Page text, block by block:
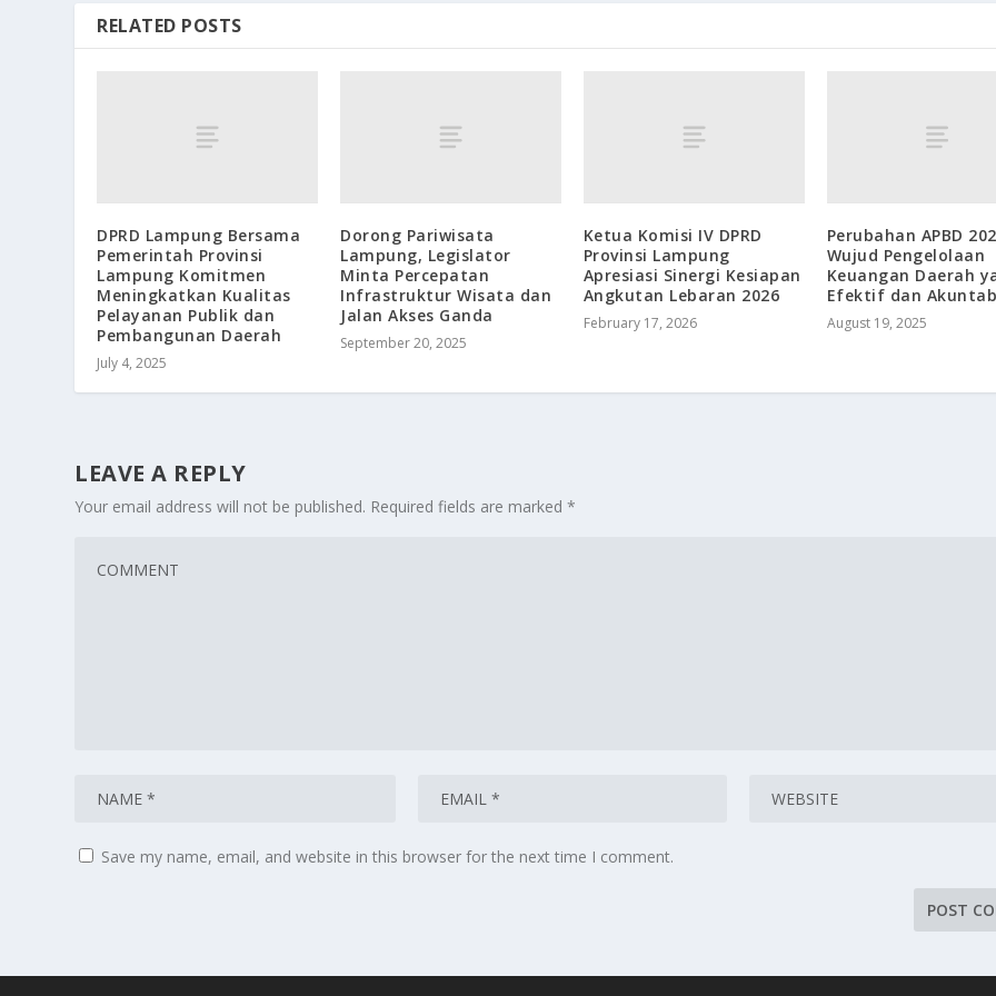
RELATED POSTS
DPRD Lampung Bersama
Pemerintah Provinsi
Lampung Komitmen
Meningkatkan Kualitas
Pelayanan Publik dan
Pembangunan Daerah
July 4, 2025
Dorong Pariwisata
Lampung, Legislator
Minta Percepatan
Infrastruktur Wisata dan
Jalan Akses Ganda
September 20, 2025
Ketua Komisi IV DPRD
Provinsi Lampung
Apresiasi Sinergi Kesiapan
Angkutan Lebaran 2026
February 17, 2026
Perubahan APBD
Wujud Pengelolaan
Keuangan Daerah
Efektif dan
August 19, 2025
LEAVE A REPLY
Your email address will not be published. Required fields are marked*
Save my name, email, and website in this browser for the next time I comment.